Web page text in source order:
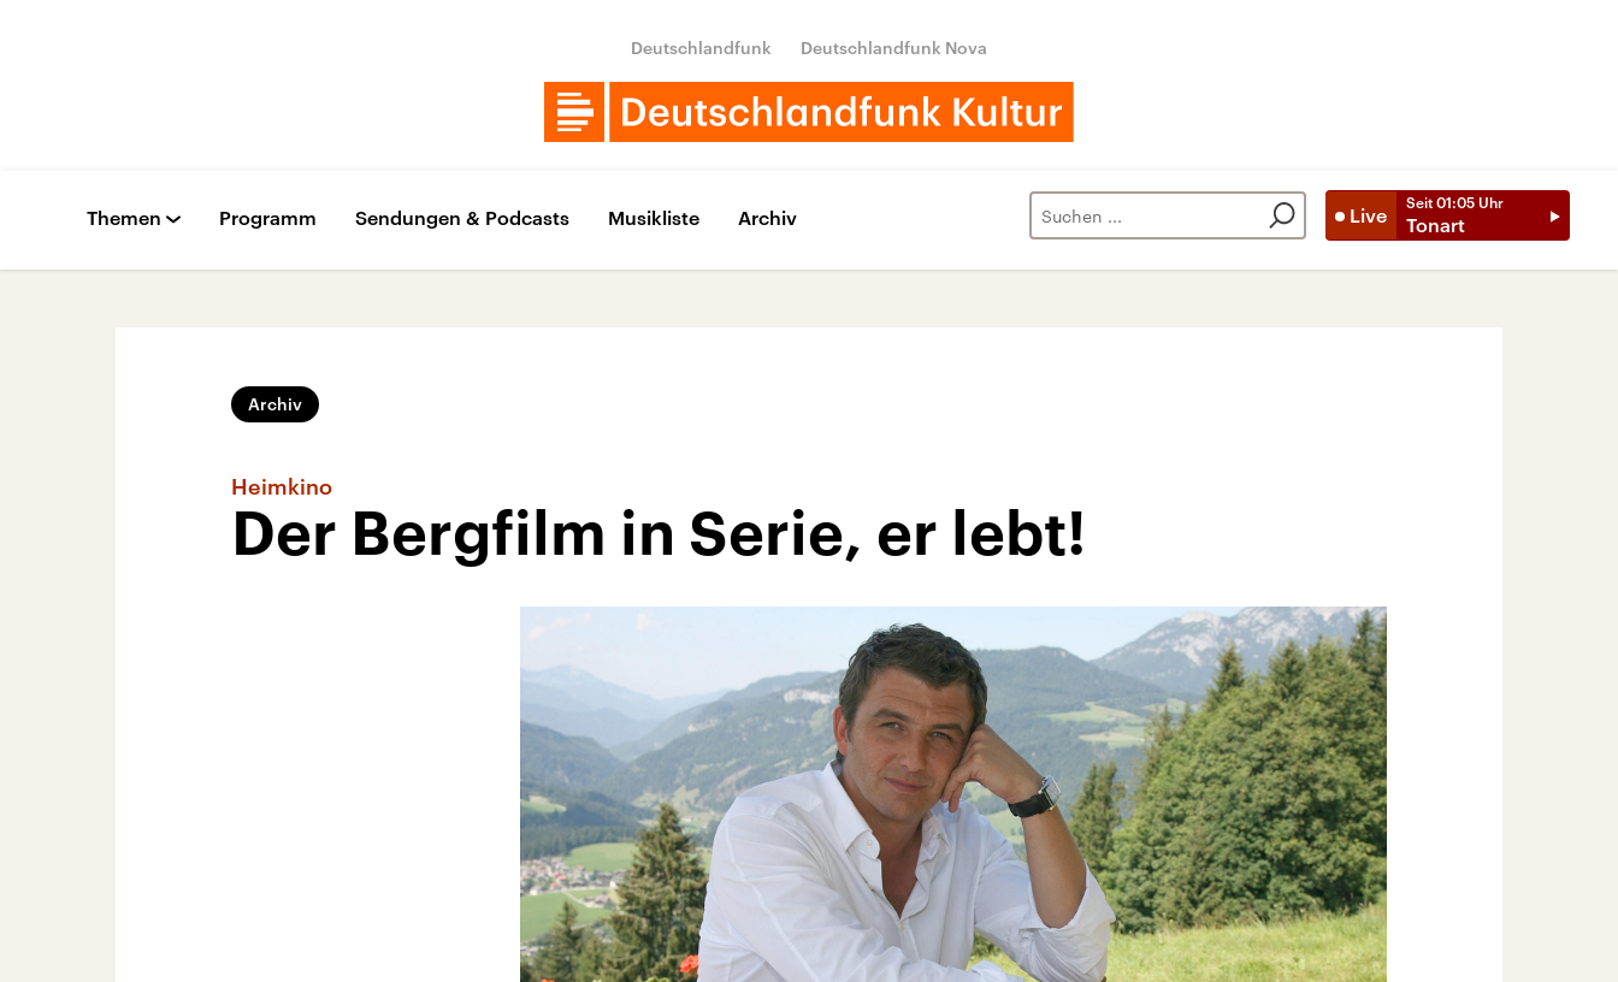
Deutschlandfunk Deutschlandfunk Nova
Live
Seit 01:05 Uhr
Tonart
Themen Programm Sendungen & Podcasts Musikliste Archiv
Archiv
Heimkino
Der Bergfilm in Serie, er lebt!